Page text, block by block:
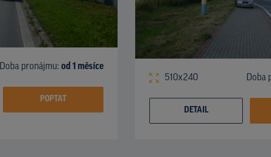
Doba pronájmu: od 1 měsíce
POPTAT
510x240 Doba
DETAIL